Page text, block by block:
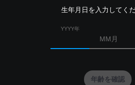
生年月日を入力してくだ
MM月
YYYY年
年齢を確認